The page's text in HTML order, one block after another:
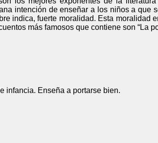
intención de enseñar a los niños a que
indica, fuerte moralidad. Esta moralidad
más famosos que contiene son “La
infancia. Enseña a portarse bien.